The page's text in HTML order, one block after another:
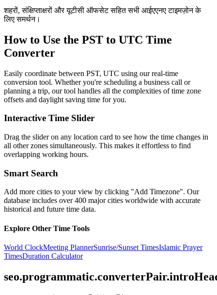
शहरों, संक्षिप्ताक्षरों और यूटीसी ऑफसेट सहित सभी आईएएनए टाइमज़ोन के
लिए समर्थन।
How to Use the PST to UTC Time
Converter
Easily coordinate between PST, UTC using our real-time
conversion tool. Whether you're scheduling a business call or
planning a trip, our tool handles all the complexities of time zone
offsets and daylight saving time for you.
Interactive Time Slider
Drag the slider on any location card to see how the time changes in
all other zones simultaneously. This makes it effortless to find
overlapping working hours.
Smart Search
Add more cities to your view by clicking "Add Timezone". Our
database includes over 400 major cities worldwide with accurate
historical and future time data.
Explore Other Time Tools
World ClockMeeting PlannerSunrise/Sunset TimesIslamic Prayer
TimesDuration Calculator